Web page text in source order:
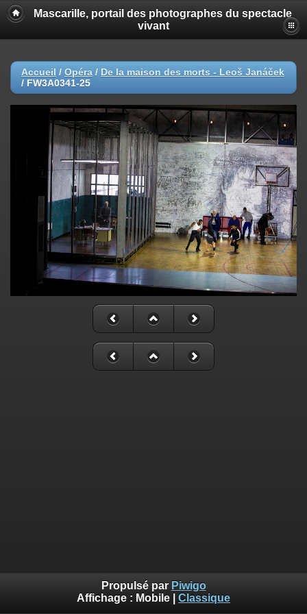
Mascarille, portail des photographes du spectacle
vivant
Accueil / Opéra / De la maison des morts - Leoš Janáček
/ FW3A0341-25
Propulsé par Piwigo
Affichage : Mobile Classique